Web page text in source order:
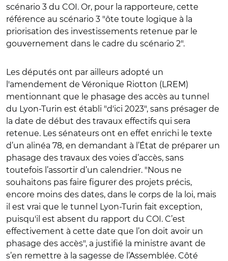
scénario 3 du COI. Or, pour la rapporteure, cette
référence au scénario 3 "ôte toute logique à la
priorisation des investissements retenue par le
gouvernement dans le cadre du scénario 2".
Les députés ont par ailleurs adopté un
l'amendement de Véronique Riotton (LREM)
mentionnant que le phasage des accès au tunnel
du Lyon-Turin est établi "d'ici 2023", sans présager de
la date de début des travaux effectifs qui sera
retenue. Les sénateurs ont en effet enrichi le texte
d’un alinéa 78, en demandant à l’État de préparer un
phasage des travaux des voies d’accès, sans
toutefois l’assortir d’un calendrier. "Nous ne
souhaitons pas faire figurer des projets précis,
encore moins des dates, dans le corps de la loi, mais
il est vrai que le tunnel Lyon-Turin fait exception,
puisqu'il est absent du rapport du COI. C’est
effectivement à cette date que l’on doit avoir un
phasage des accès", a justifié la ministre avant de
s’en remettre à la sagesse de l’Assemblée. Côté